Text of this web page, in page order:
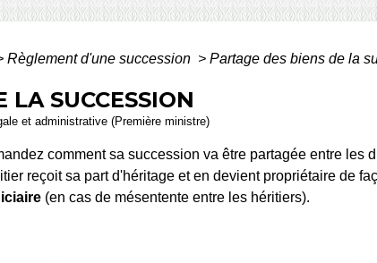
Règlement d'une succession > Partage des biens de la
LA SUCCESSION
et administrative (Première ministre)
comment sa succession va être partagée entre les
reçoit sa part d'héritage et en devient propriétaire de
(en cas de mésentente entre les héritiers).